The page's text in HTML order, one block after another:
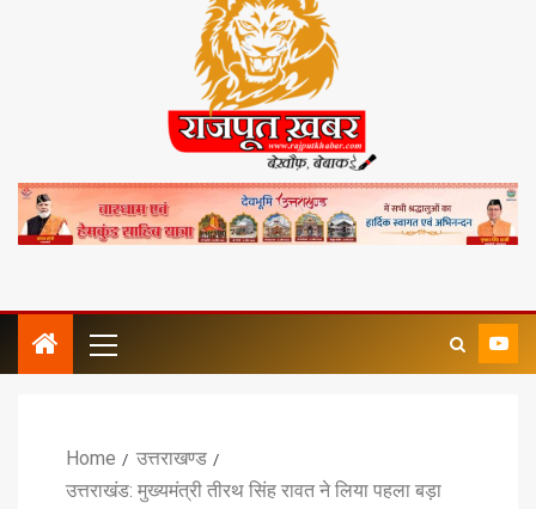
Home
उत्तराखण्ड
उत्तराखंड: मुख्यमंत्री तीरथ सिंह रावत ने लिया पहला बड़ा